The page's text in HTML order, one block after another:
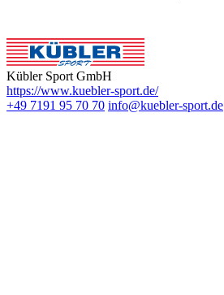
Kübler Sport GmbH
https://www.kuebler-sport.de/
+49 7191 95 70 70 info@kuebler-sport.de